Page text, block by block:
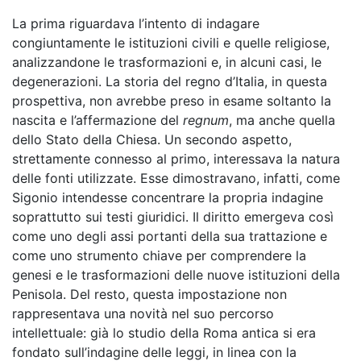
La prima riguardava l’intento di indagare
congiuntamente le istituzioni civili e quelle religiose,
analizzandone le trasformazioni e, in alcuni casi, le
degenerazioni. La storia del regno d’Italia, in questa
prospettiva, non avrebbe preso in esame soltanto la
nascita e l’affermazione del regnum, ma anche quella
dello Stato della Chiesa. Un secondo aspetto,
strettamente connesso al primo, interessava la natura
delle fonti utilizzate. Esse dimostravano, infatti, come
Sigonio intendesse concentrare la propria indagine
soprattutto sui testi giuridici. Il diritto emergeva così
come uno degli assi portanti della sua trattazione e
come uno strumento chiave per comprendere la
genesi e le trasformazioni delle nuove istituzioni della
Penisola. Del resto, questa impostazione non
rappresentava una novità nel suo percorso
intellettuale: già lo studio della Roma antica si era
fondato sull’indagine delle leggi, in linea con la